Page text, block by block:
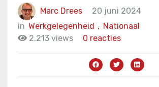
Marc Drees
20 juni 2024
in
Nationaal
Werkgelegenheid ,
2.213 views
0 reacties